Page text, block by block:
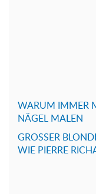
WARUM IMMER
NÄGEL MALEN
GROSSER
WIE PIERRE